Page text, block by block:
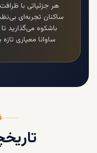
هر جزئیاتی با
ساکنان تجربه‌ای
باشکوه می‌گذارید
ساوانا معیاری